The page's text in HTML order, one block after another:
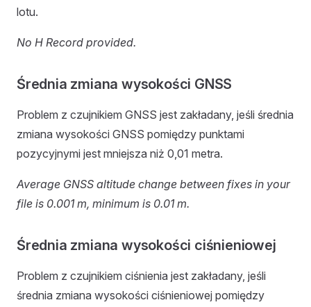
lotu.
No H Record provided.
Średnia zmiana wysokości GNSS
Problem z czujnikiem GNSS jest zakładany, jeśli średnia
zmiana wysokości GNSS pomiędzy punktami
pozycyjnymi jest mniejsza niż 0,01 metra.
Average GNSS altitude change between fixes in your
file is 0.001 m, minimum is 0.01 m.
Średnia zmiana wysokości ciśnieniowej
Problem z czujnikiem ciśnienia jest zakładany, jeśli
średnia zmiana wysokości ciśnieniowej pomiędzy